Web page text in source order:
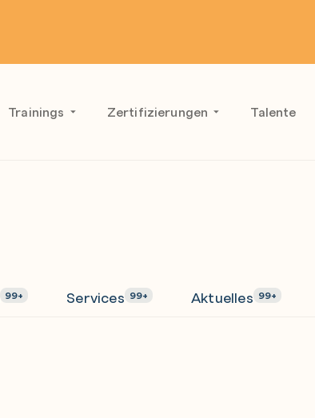
Trainings Zertifizierungen Talente
99+ Services 99+ Aktuelles 99+